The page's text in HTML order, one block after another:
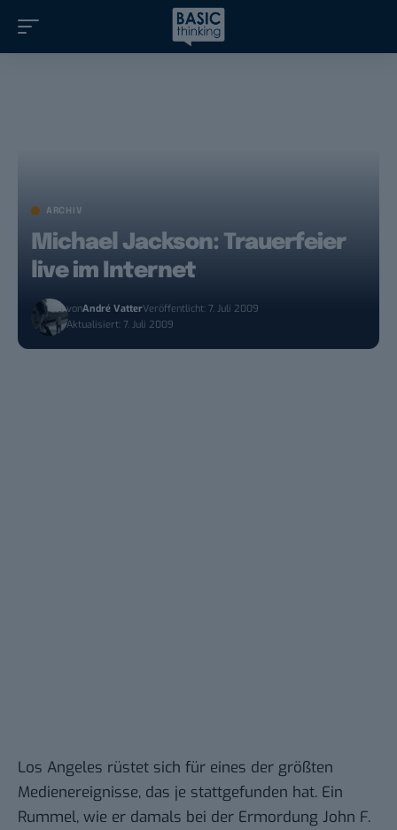
ARCHIV
Michael Jackson: Trauerfeier
live im Internet
vonAndré VatterVeröffentlicht: 7. Juli 2009
Aktualisiert: 7. Juli 2009
Los Angeles rüstet sich für eines der größten
Medienereignisse, das je stattgefunden hat. Ein
Rummel, wie er damals bei der Ermordung John F.